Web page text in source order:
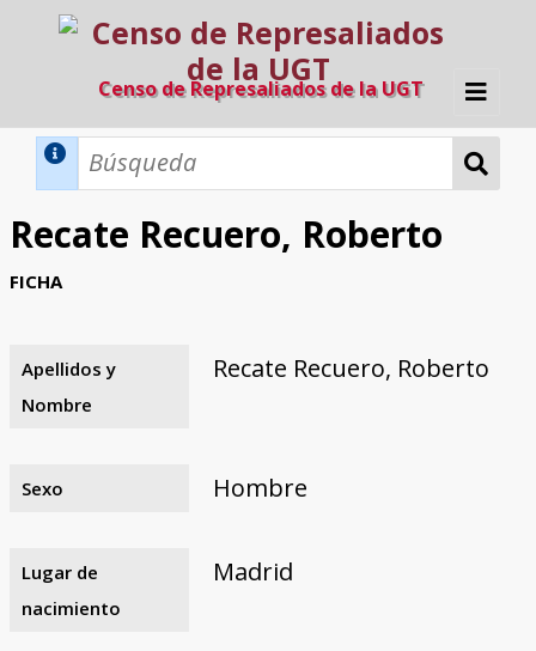
Censo de Represaliados de la UGT
Inicio
Búsqueda Dinámica
Búsqueda Avanzada
Razones y objetivos
El equipo
Colaboradores
Fuentes documentales
Recate Recuero, Roberto
FICHA
Apellidos y
Nombre
Recate Recuero, Roberto
Sexo Hombre
Lugar de
nacimiento
Madrid